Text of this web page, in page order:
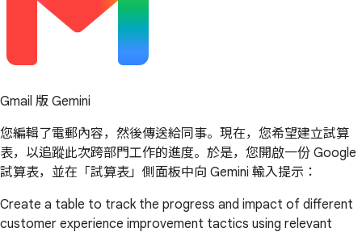
Gmail 版 Gemini
您編輯了電郵內容，然後傳送給同事。現在，您希望建立試算
表，以追蹤此次跨部門工作的進度。於是，您開啟一份 Google
試算表，並在「試算表」側面板中向 Gemini 輸入提示：
Create a table to track the progress and impact of different
customer experience improvement tactics using relevant